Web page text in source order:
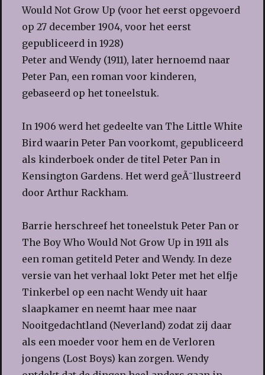
Would Not Grow Up (voor het eerst opgevoerd
op 27 december 1904, voor het eerst
gepubliceerd in 1928)
Peter and Wendy (1911), later hernoemd naar
Peter Pan, een roman voor kinderen,
gebaseerd op het toneelstuk.
In 1906 werd het gedeelte van The Little White
Bird waarin Peter Pan voorkomt, gepubliceerd
als kinderboek onder de titel Peter Pan in
Kensington Gardens. Het werd geÃ¯llustreerd
door Arthur Rackham.
Barrie herschreef het toneelstuk Peter Pan or
The Boy Who Would Not Grow Up in 1911 als
een roman getiteld Peter and Wendy. In deze
versie van het verhaal lokt Peter met het elfje
Tinkerbel op een nacht Wendy uit haar
slaapkamer en neemt haar mee naar
Nooitgedachtland (Neverland) zodat zij daar
als een moeder voor hem en de Verloren
jongens (Lost Boys) kan zorgen. Wendy